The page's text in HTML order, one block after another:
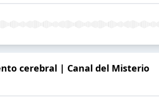
cerebral | Canal del Misterio